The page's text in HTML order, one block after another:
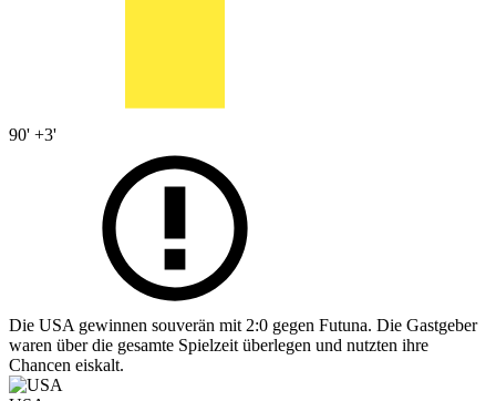
90' +3'
Die USA gewinnen souverän mit 2:0 gegen Futuna. Die Gastgeber
waren über die gesamte Spielzeit überlegen und nutzten ihre
Chancen eiskalt.